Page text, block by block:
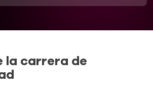
la carrera de